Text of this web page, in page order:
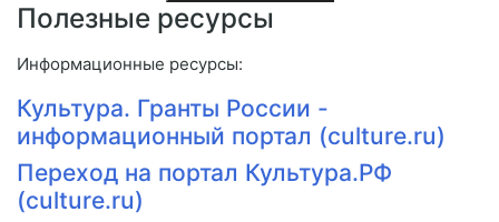
Полезные ресурсы
Информационные ресурсы:
Культура. Гранты России -
информационный портал (culture.ru)
Переход на портал Культура.РФ
(culture.ru)